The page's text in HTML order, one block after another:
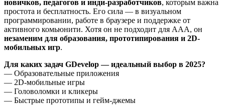
новичков, педагогов и инди-разработчиков, которым важна
простота и бесплатность. Его сила — в визуальном
программировании, работе в браузере и поддержке от
активного комьюнити. Хотя он не подходит для AAA, он
незаменим для образования, прототипирования и 2D-
мобильных игр.
Для каких задач GDevelop — идеальный выбор в 2025?
— Образовательные приложения
— 2D-мобильные игры
— Головоломки и кликеры
— Быстрые прототипы и гейм-джемы